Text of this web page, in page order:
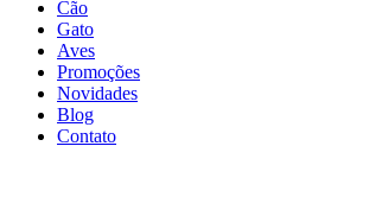
Cão
Gato
Aves
Promoções
Novidades
Blog
Contato